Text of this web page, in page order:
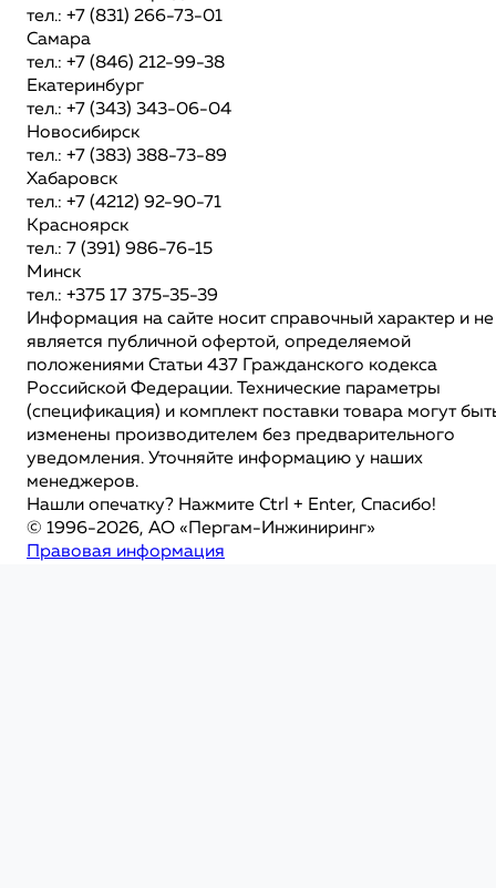
тел.: +7 (831) 266-73-01
Самара
тел.: +7 (846) 212-99-38
Екатеринбург
тел.: +7 (343) 343-06-04
Новосибирск
тел.: +7 (383) 388-73-89
Хабаровск
тел.: +7 (4212) 92-90-71
Красноярск
тел.: 7 (391) 986-76-15
Минск
тел.: +375 17 375-35-39
Информация на сайте носит справочный характер и не
является публичной офертой, определяемой
положениями Статьи 437 Гражданского кодекса
Российской Федерации. Технические параметры
(спецификация) и комплект поставки товара могут
изменены производителем без предварительного
уведомления. Уточняйте информацию у наших
менеджеров.
Нашли опечатку? Нажмите Ctrl + Enter, Спасибо!
© 1996-2026, АО «Пергам-Инжиниринг»
Правовая информация